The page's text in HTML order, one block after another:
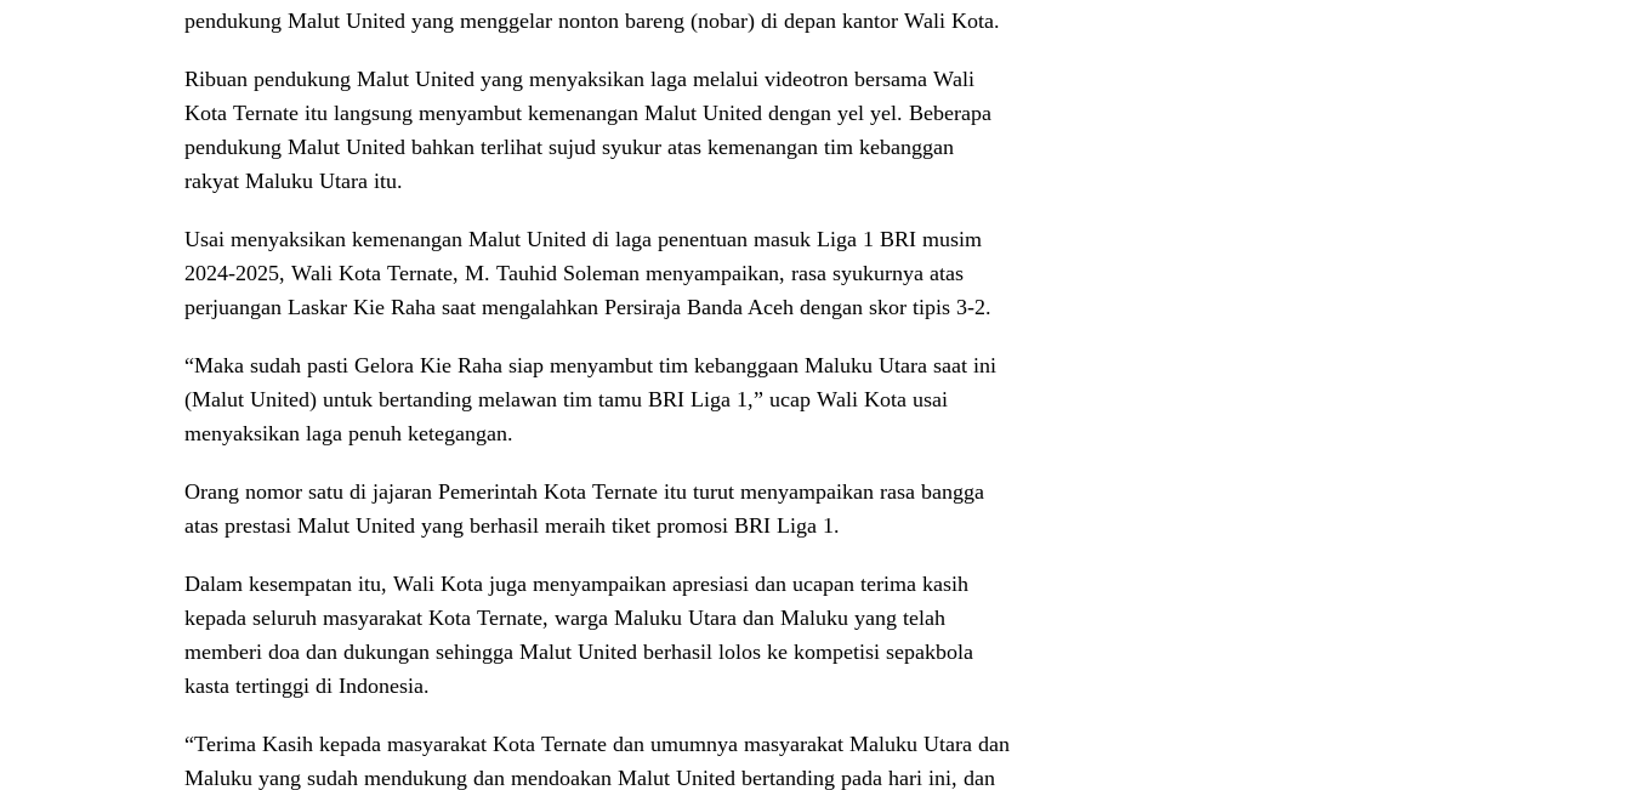
pendukung Malut United yang menggelar nonton bareng (nobar) di depan kantor Wali Kota.
Ribuan pendukung Malut United yang menyaksikan laga melalui videotron bersama Wali
Kota Ternate itu langsung menyambut kemenangan Malut United dengan yel yel. Beberapa
pendukung Malut United bahkan terlihat sujud syukur atas kemenangan tim kebanggan
rakyat Maluku Utara itu.
Usai menyaksikan kemenangan Malut United di laga penentuan masuk Liga 1 BRI musim
2024-2025, Wali Kota Ternate, M. Tauhid Soleman menyampaikan, rasa syukurnya atas
perjuangan Laskar Kie Raha saat mengalahkan Persiraja Banda Aceh dengan skor tipis 3-2.
“Maka sudah pasti Gelora Kie Raha siap menyambut tim kebanggaan Maluku Utara saat ini
(Malut United) untuk bertanding melawan tim tamu BRI Liga 1,” ucap Wali Kota usai
menyaksikan laga penuh ketegangan.
Orang nomor satu di jajaran Pemerintah Kota Ternate itu turut menyampaikan rasa bangga
atas prestasi Malut United yang berhasil meraih tiket promosi BRI Liga 1.
Dalam kesempatan itu, Wali Kota juga menyampaikan apresiasi dan ucapan terima kasih
kepada seluruh masyarakat Kota Ternate, warga Maluku Utara dan Maluku yang telah
memberi doa dan dukungan sehingga Malut United berhasil lolos ke kompetisi sepakbola
kasta tertinggi di Indonesia.
“Terima Kasih kepada masyarakat Kota Ternate dan umumnya masyarakat Maluku Utara dan
Maluku yang sudah mendukung dan mendoakan Malut United bertanding pada hari ini, dan